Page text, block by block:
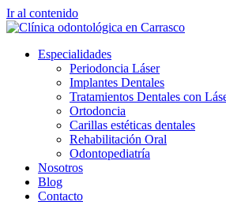
Ir al contenido
Especialidades
Periodoncia Láser
Implantes Dentales
Tratamientos Dentales con
Ortodoncia
Carillas estéticas dentales
Rehabilitación Oral
Odontopediatría
Nosotros
Blog
Contacto